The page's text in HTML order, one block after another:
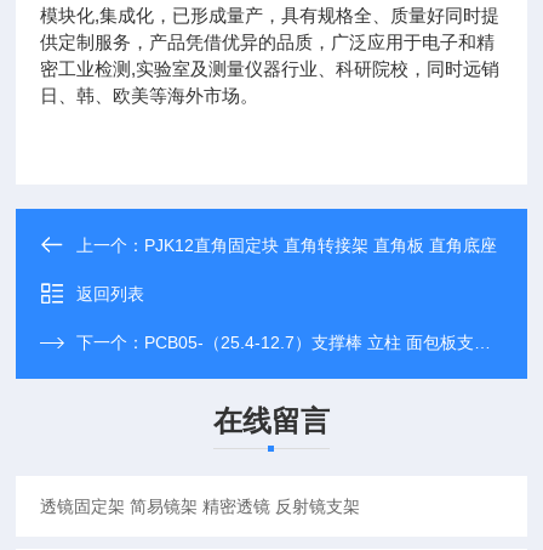
模块化,集成化，已形成量产，具有规格全、质量好同时提
供定制服务，产品凭借优异的品质，广泛应用于电子和精
密工业检测,实验室及测量仪器行业、科研院校，同时远销
日、韩、欧美等海外市场。
上一个： PJK12直角固定块 直角转接架 直角板 直角底座
返回列表
下一个： PCB05-（25.4-12.7）支撑棒 立柱 面包板支撑腿
在线留言